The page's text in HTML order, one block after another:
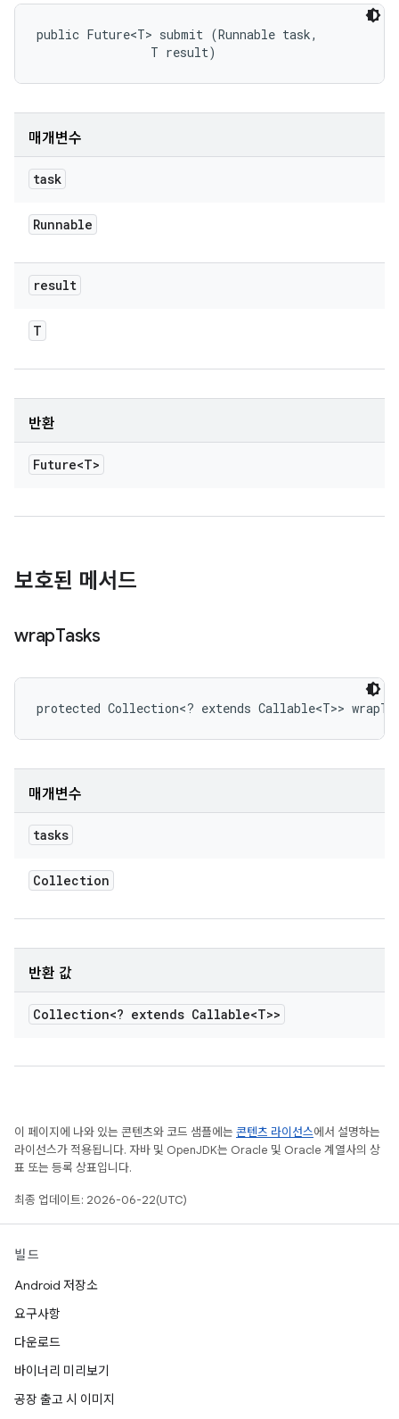
public Future<T> submit (Runnable task,
                T result)
매개변수
task
Runnable
result
T
반환
Future<T>
보호된 메서드
wrapTasks
protected Collection<? extends Callable<T>>
매개변수
tasks
Collection
반환 값
Collection<? extends Callable<T>>
이 페이지에 나와 있는 콘텐츠와 코드 샘플에는 콘텐츠 라이선스에서 설명하는
라이선스가 적용됩니다. 자바 및 OpenJDK는 Oracle 및 Oracle 계열사의 상
표 또는 등록 상표입니다.
최종 업데이트: 2026-06-22(UTC)
빌드
Android 저장소
요구사항
다운로드
바이너리 미리보기
공장 출고 시 이미지